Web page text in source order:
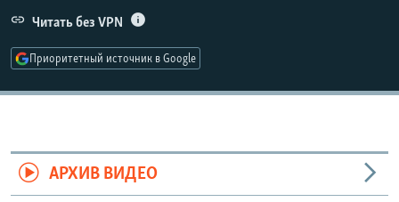
РАСПИСАНИЕ ВЕЩАНИЯ
ПОДПИШИТЕСЬ НА РАССЫЛКУ
СОЦИАЛЬНЫЕ СЕТИ
Читать без VPN
Приоритетный источник в Google
АРХИВ ВИДЕО